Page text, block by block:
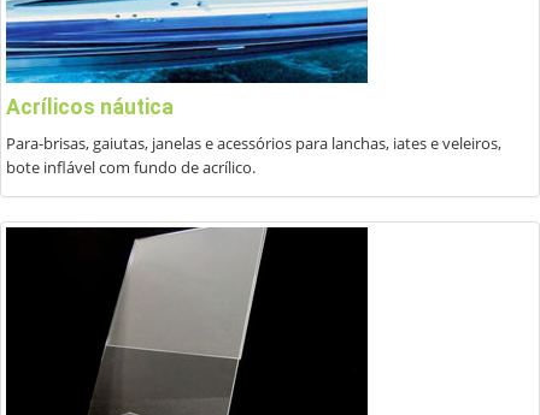
Acrílicos náutica
Para-brisas, gaiutas, janelas e acessórios para lanchas, iates e veleiros,
bote inflável com fundo de acrílico.